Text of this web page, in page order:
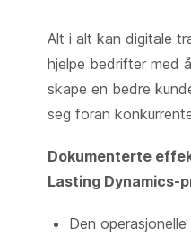
Alt i alt kan digitale
hjelpe bedrifter med
skape en bedre
seg foran
Dokumenterte
Lasting Dynamics-
Den